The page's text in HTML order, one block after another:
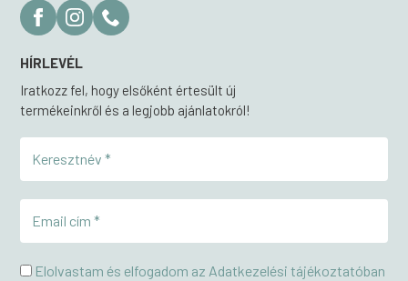
HÍRLEVÉL
Iratkozz fel, hogy elsőként értesült új
termékeinkről és a legjobb ajánlatokról!
Elolvastam és elfogadom az Adatkezelési tájékoztatóban